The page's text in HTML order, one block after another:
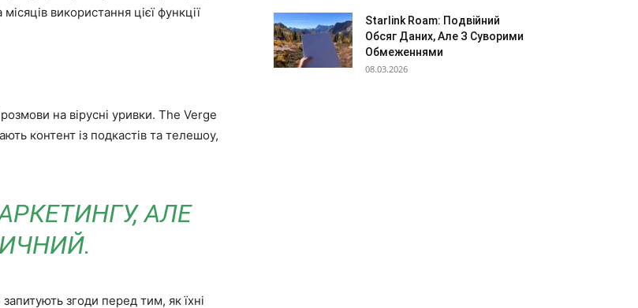
використання цієї функції
на вірусні уривки. The Verge
контент із подкастів та телешоу,
АЛЕ
згоди перед тим, як їхні
Starlink Roam: Подвійний
Обсяг Даних, Але З Суворими
Обмеженнями
08.03.2026